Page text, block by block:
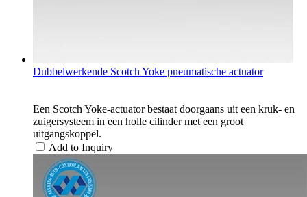
Dubbelwerkende Scotch Yoke pneumatische actuator
Een Scotch Yoke-actuator bestaat doorgaans uit een kruk- en
zuigersysteem in een holle cilinder met een groot
uitgangskoppel.
Add to Inquiry